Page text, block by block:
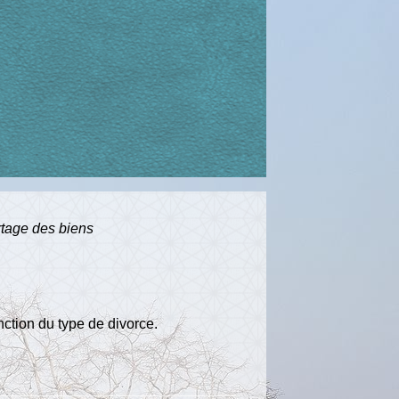
des biens
du type de divorce.